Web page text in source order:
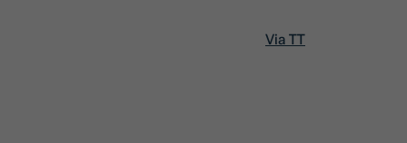
Via TT